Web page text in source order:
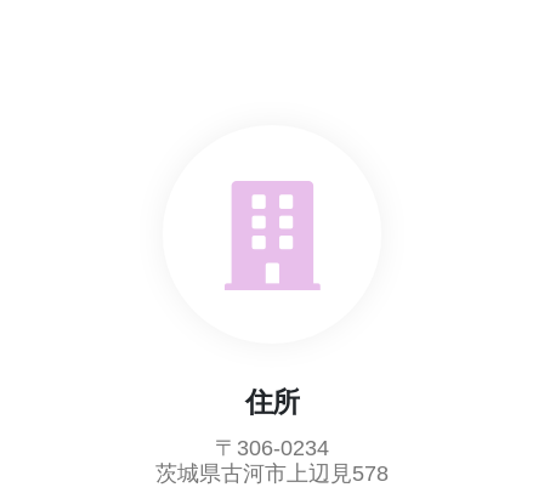
住所
〒306-0234
茨城県古河市上辺見578